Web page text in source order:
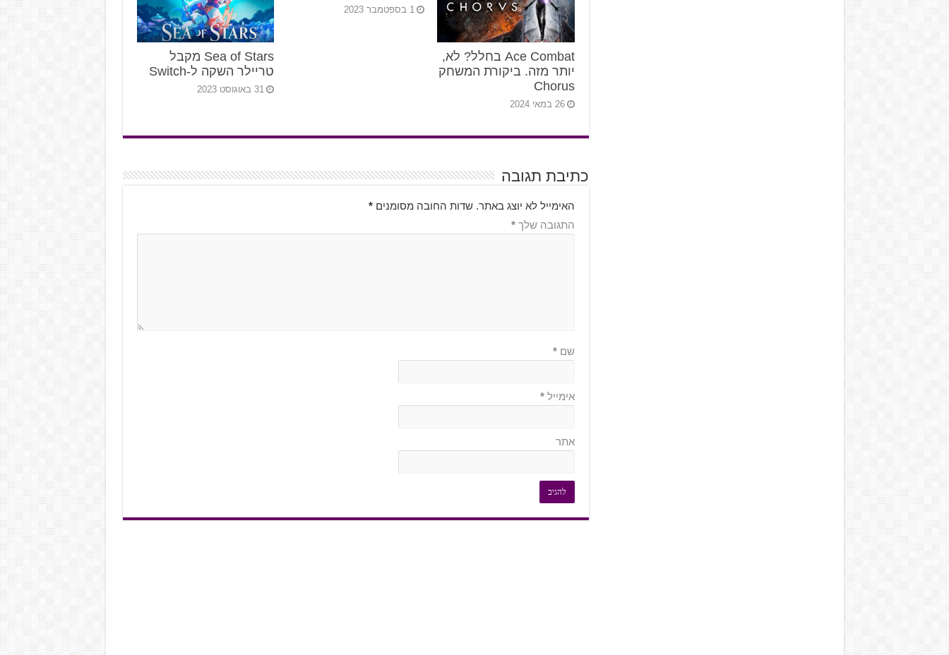
Ace Combat בחלל? לא,
יותר מזה. ביקורת המשחק
Chorus
26 במאי 2024
1 בספטמבר 2023
Sea of Stars מקבל
טריילר השקה ל-Switch
31 באוגוסט 2023
כתיבת תגובה
האימייל לא יוצג באתר. שדות החובה מסומנים*
התגובה שלך*
שם*
אימייל*
אתר